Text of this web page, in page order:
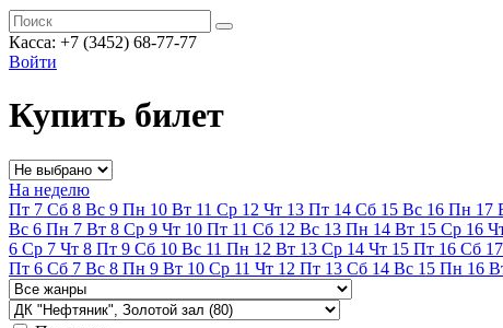
Касса: +7 (3452) 68-77-77
Войти
Купить билет
На неделю
Пт 7 Сб 8 Вс 9 Пн 10 Вт 11 Ср 12 Чт 13 Пт 14 Сб 15 Вс 16 Пн 17
Вс 6 Пн 7 Вт 8 Ср 9 Чт 10 Пт 11 Сб 12 Вс 13 Пн 14 Вт 15 Ср 16
6 Ср 7 Чт 8 Пт 9 Сб 10 Вс 11 Пн 12 Вт 13 Ср 14 Чт 15 Пт 16 Сб 17
Пт 6 Сб 7 Вс 8 Пн 9 Вт 10 Ср 11 Чт 12 Пт 13 Сб 14 Вс 15 Пн 16